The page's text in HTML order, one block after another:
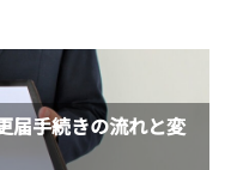
届手続きの流れと変